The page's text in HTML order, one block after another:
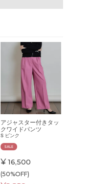
アジャスター付きタッ
クワイドパンツ
S ピンク
SALE
¥ 16,500
(50%OFF)